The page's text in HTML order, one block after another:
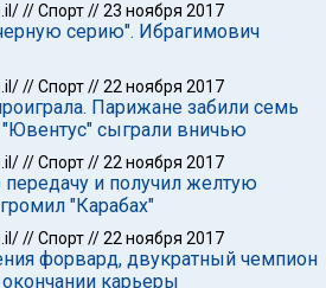
//Спорт//23 ноября 2017
серию". Ибрагимович
//Спорт//22 ноября 2017
Парижане забили семь
"Ювентус" сыграли вничью
//Спорт//22 ноября 2017
передачу и получил желтую
"Карабах"
//Спорт//22 ноября 2017
форвард, двукратный чемпион
карьеры